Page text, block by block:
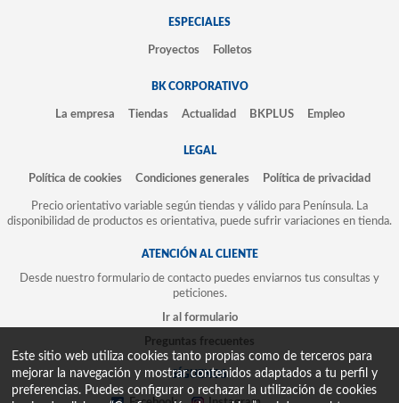
ESPECIALES
Proyectos Folletos
BK CORPORATIVO
La empresa Tiendas Actualidad BKPLUS Empleo
LEGAL
Política de cookies Condiciones generales Política de privacidad
Precio orientativo variable según tiendas y válido para Península. La
disponibilidad de productos es orientativa, puede sufrir variaciones en tienda.
ATENCIÓN AL CLIENTE
Desde nuestro formulario de contacto puedes enviarnos tus consultas y
peticiones.
Ir al formulario
Preguntas frecuentes
SÍGUENOS
Este sitio web utiliza cookies tanto propias como de terceros para
mejorar la navegación y mostrar contenidos adaptados a tu perfil y
preferencias. Puedes configurar o rechazar la utilización de cookies